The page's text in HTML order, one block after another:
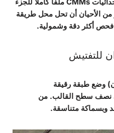
من الأحيان أن تحل محل طريقة
فحص أكثر دقة وشمولية.
للتفتيش
وضع طبقة رقيقة
نصف سطح القالب. من
وبسماكة متناسقة.